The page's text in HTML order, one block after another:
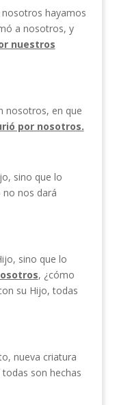
hayamos
a nosotros, y
nuestros
nosotros, en que
por nosotros.
sino que lo
nos dará
sino que lo
, ¿cómo
su Hijo, todas
nueva criatura
son hechas